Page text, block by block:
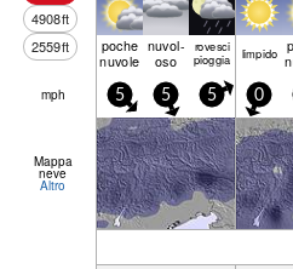
4908ft
2559ft poche
nuvole
nuvol-
oso
rovesci
pioggia limp­ido
mph 5 5 5 0
Mappa
neve
Altro